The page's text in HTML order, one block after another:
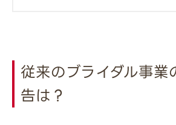
従来のブライダル事業
告は？